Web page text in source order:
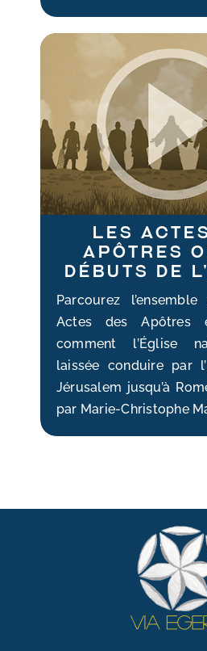
Les
Apôtres
débuts de
Parcourez
Actes des Apôtres
comment l’Église
laissée conduire par
Jérusalem jusqu’à
par Marie-Christophe